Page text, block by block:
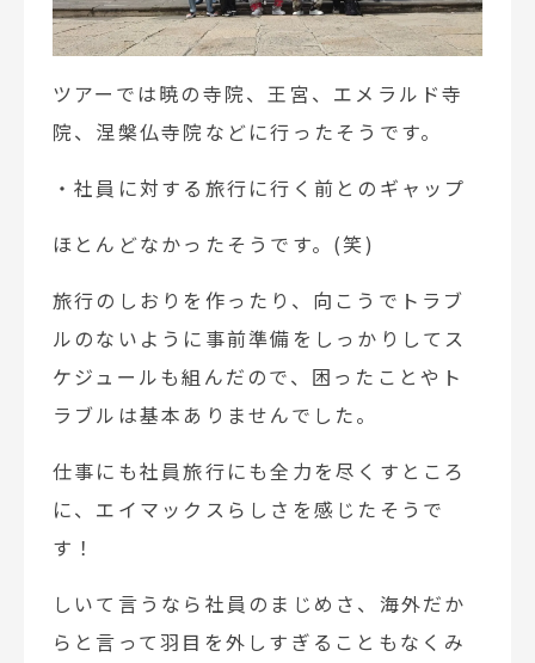
ツアーでは暁の寺院、王宮、エメラルド寺
院、涅槃仏寺院などに行ったそうです。
・社員に対する旅行に行く前とのギャップ
ほとんどなかったそうです。(笑)
旅行のしおりを作ったり、向こうでトラブ
ルのないように事前準備をしっかりしてス
ケジュールも組んだので、困ったことやト
ラブルは基本ありませんでした。
仕事にも社員旅行にも全力を尽くすところ
に、エイマックスらしさを感じたそうで
す！
しいて言うなら社員のまじめさ、海外だか
らと言って羽目を外しすぎることもなくみ